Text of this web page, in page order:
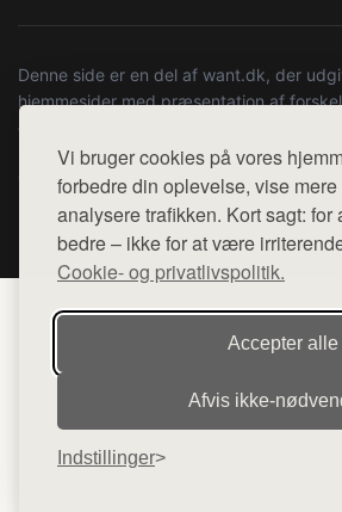
Vi bruger cookies på vores
forbedre din oplevelse, vise
analysere trafikken. Kort sagt: for
bedre – ikke for at være
Cookie- og privatlivspolitik.
Accepter alle
Afvis
Indstillinger
Denne side er en del af want.dk, der
hjemmesider med præsentation af
diverse webshops. Der sælges ikke varer
henviser til de shops, som sælger varen.
varerne på lager.
© 2026 psyco.dk. Alle